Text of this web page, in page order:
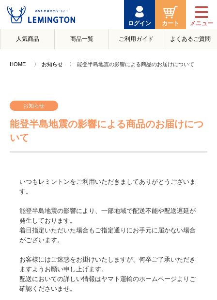
ログイン カート
人気商品 商品一覧 ご利用ガイド よくあるご質問
HOME お知らせ 能登半島地震の影響による商品のお届けについて
お知らせ
能登半島地震の影響による商品のお届けにつ
いて
いつもレミントンをご利用いただきましてありがとうございま
す。
能登半島地震の影響により、一部地域で配送不能や配送遅延が
発生しております。
着日指定いただいた場合もご指定通りにお手元に届かない場合
がございます。
お客様にはご迷惑をお掛けいたしますが、何卒ご了承いただき
ますようお願い申し上げます。
配送においての詳しい情報はヤマト運輸のホームページよりご
確認くださいませ。